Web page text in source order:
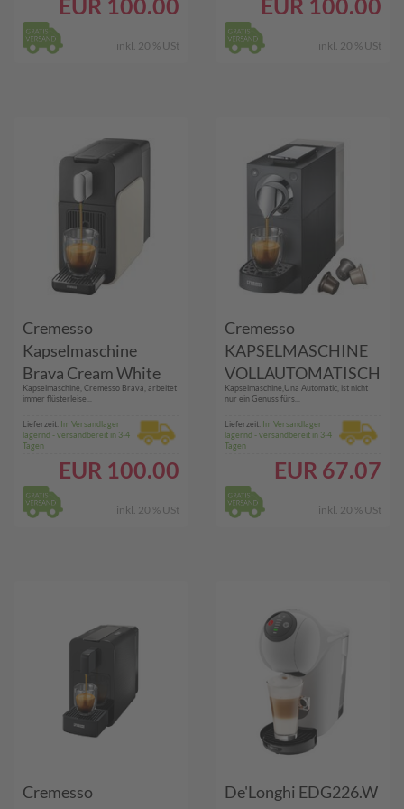
EUR 100.00
inkl. 20 % USt
EUR 100.00
inkl. 20 % USt
Cremesso
Kapselmaschine
Brava Cream White
Kapselmaschine, Cremesso Brava, arbeitet
immer flüsterleise...
Lieferzeit: Im Versandlager
lagernd - versandbereit in 3-4
Tagen
EUR 100.00
inkl. 20 % USt
Cremesso
KAPSELMASCHINE
VOLLAUTOMATISCH
(UNA AUTOMATIC
SW)
Kapselmaschine,Una Automatic, ist nicht
nur ein Genuss fürs...
Lieferzeit: Im Versandlager
lagernd - versandbereit in 3-4
Tagen
EUR 67.07
inkl. 20 % USt
Cremesso
De'Longhi EDG226.W